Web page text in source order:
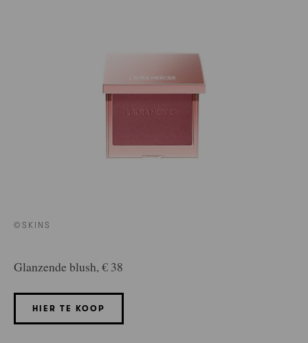
©SKINS
Glanzende blush, € 38
HIER TE KOOP